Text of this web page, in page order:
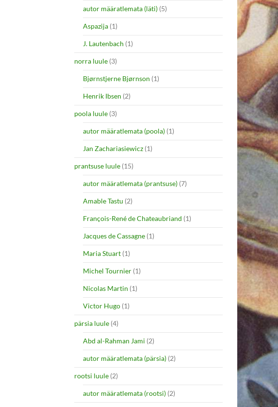
autor määratlemata (läti) (5)
Aspazija (1)
J. Lautenbach (1)
norra luule (3)
Bjørnstjerne Bjørnson (1)
Henrik Ibsen (2)
poola luule (3)
autor määratlemata (poola) (1)
Jan Zachariasiewicz (1)
prantsuse luule (15)
autor määratlemata (prantsuse) (7)
Amable Tastu (2)
François-René de Chateaubriand (1)
Jacques de Cassagne (1)
Maria Stuart (1)
Michel Tournier (1)
Nicolas Martin (1)
Victor Hugo (1)
pärsia luule (4)
Abd al-Rahman Jami (2)
autor määratlemata (pärsia) (2)
rootsi luule (2)
autor määratlemata (rootsi) (2)